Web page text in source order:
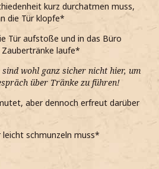
kurz durchatmen muss,
die Tür klopfe*
Tür aufstoße und in das Büro
laufe*
wohl ganz sicher nicht hier, um
über Tränke zu führen!
aber dennoch erfreut darüber
schmunzeln muss*